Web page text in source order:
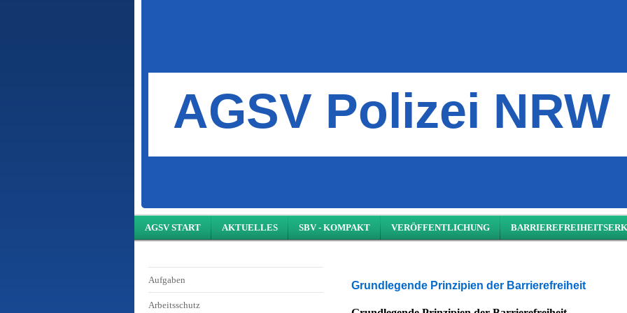
AGSV Polizei NRW
AGSV START AKTUELLES SBV - KOMPAKT VERÖFFENTLICHUNG
Aufgaben
Arbeitsschutz
Grundlegende Prinzipien der Barrierefreiheit